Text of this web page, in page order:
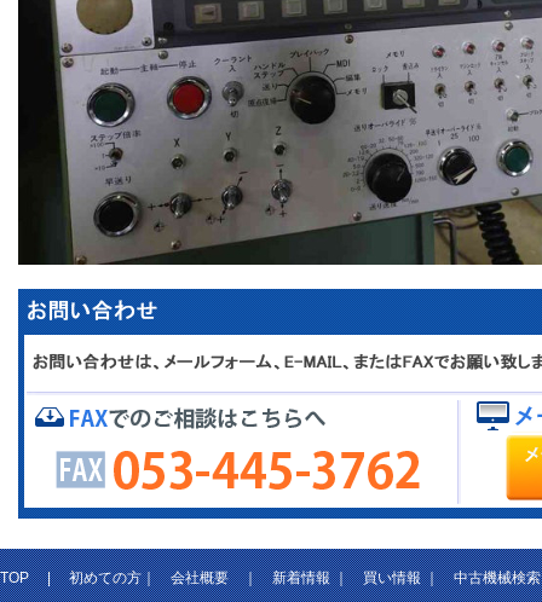
TOP|初めての方｜会社概要｜新着情報｜買い情報｜中古機械検索